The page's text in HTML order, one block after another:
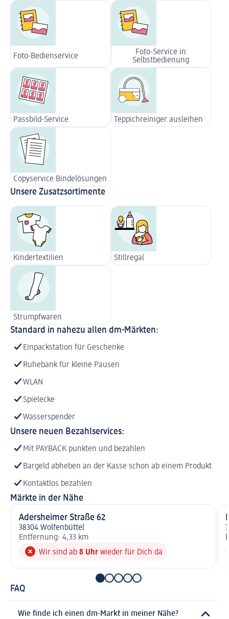
Foto-Bedienservice
Foto-Service in
Selbstbedienung
Passbild-Service Teppichreiniger ausleihen
Copyservice Bindelösungen
Unsere Zusatzsortimente
Kindertextilien Stillregal
Strumpfwaren
Standard in nahezu allen dm-Märkten:
Einpackstation für Geschenke
Ruhebank für kleine Pausen
WLAN
Spielecke
Wasserspender
Unsere neuen Bezahlservices:
Mit PAYBACK punkten und bezahlen
Bargeld abheben an der Kasse schon ab einem Produkt
Kontaktlos bezahlen
Märkte in der Nähe
Adersheimer Straße 62
38304 Wolfenbüttel
Entfernung: 4,33 km
Wir sind ab 8 Uhr wieder für Dich da
FAQ
Wie finde ich einen dm-Markt in meiner Nähe?